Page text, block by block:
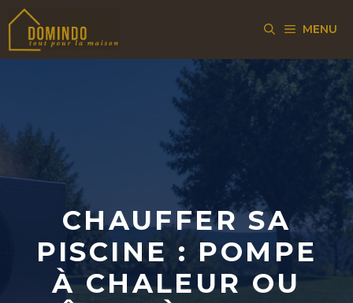
Aller
contenu
MENU
CHAUFFER SA
PISCINE : POMPE
À CHALEUR OU